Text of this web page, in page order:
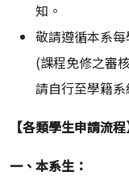
知。
敬請遵循本系
(課程免修之審
請自行至學籍
【各類學生申請流程
一、本系生：